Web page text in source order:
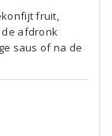
fruit,
de afdronk
saus of na de